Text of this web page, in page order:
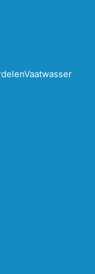
Vaatwasser